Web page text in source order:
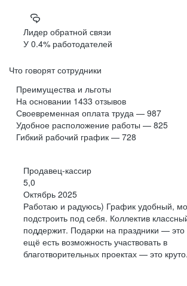
КУРГАН
КУРСК
МАГАДАН
ЙОШКАР-ОЛА
САРАНСК
МУРМАНСК
ОМСК
ОРЕНБУРГ
ПЕНЗА
ПЕРМЬ
Лидер обратной связи
У 0.4% работодателей
Что говорят сотрудники
Преимущества и льготы
На основании 1433 отзывов
Своевременная оплата труда — 987
Удобное расположение работы — 825
Гибкий рабочий график — 728
Продавец-кассир
5,0
Октябрь 2025
Работаю и радуюсь) График удобный,
подстроить под себя. Коллектив
поддержит. Подарки на праздники —
ещё есть возможность участвовать в
благотворительных проектах — это круто.